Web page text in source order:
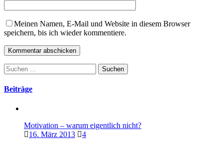
Meinen Namen, E-Mail und Website in diesem Browser
speichern, bis ich wieder kommentiere.
Suchen
nach:
Beiträge
Motivation – warum eigentlich nicht?
16. März 2013
4